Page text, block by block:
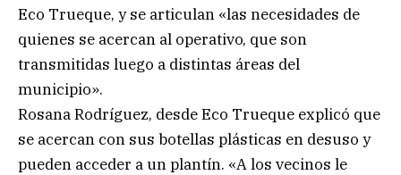
Eco Trueque, y se articulan «las necesidades de
quienes se acercan al operativo, que son
transmitidas luego a distintas áreas del
municipio».
Rosana Rodríguez, desde Eco Trueque explicó que
se acercan con sus botellas plásticas en desuso y
pueden acceder a un plantín. «A los vecinos le